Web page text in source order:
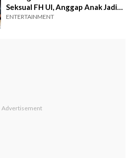
Seksual FH UI, Anggap Anak Jadi
Korban
ENTERTAINMENT